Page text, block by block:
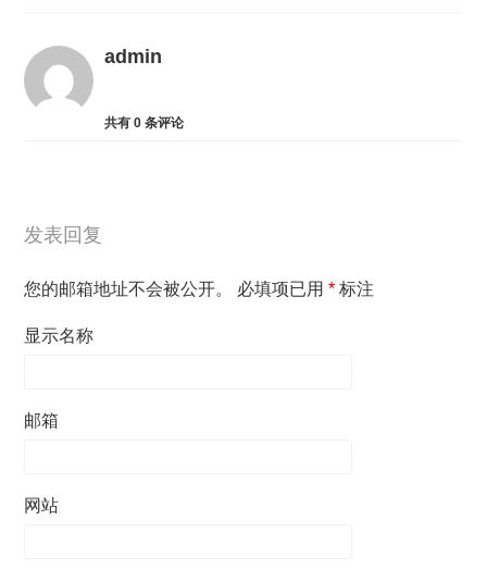
admin
共有0 条评论
发表回复
您的邮箱地址不会被公开。 必填项已用* 标注
显示名称
邮箱
网站